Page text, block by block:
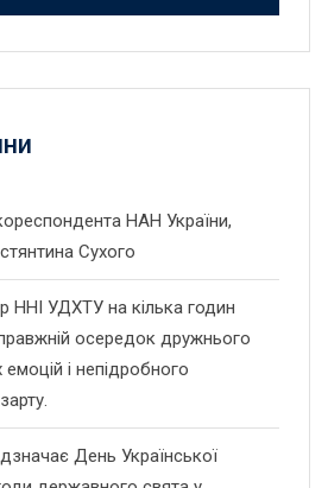
НАН України,
Сухого
ННІ УДХТУ на кілька годин
осередок дружнього
і непідробного
День Української